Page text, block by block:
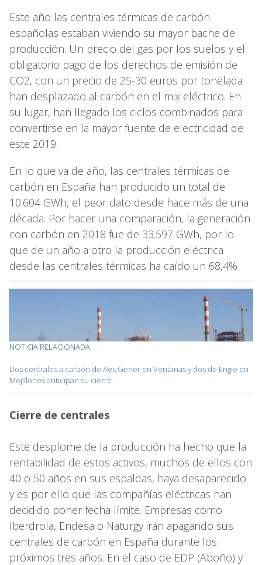
Este año las centrales térmicas de carbón
españolas estaban viviendo su mayor bache de
producción. Un precio del gas por los suelos y el
obligatorio pago de los derechos de emisión de
CO2, con un precio de 25-30 euros por tonelada
han desplazado al carbón en el mix eléctrico. En
su lugar, han llegado los ciclos combinados para
convertirse en la mayor fuente de electricidad de
este 2019.
En lo que va de año, las centrales térmicas de
carbón en España han producido un total de
10.604 GWh, el peor dato desde hace más de una
década. Por hacer una comparación, la generación
con carbón en 2018 fue de 33.597 GWh, por lo
que de un año a otro la producción eléctrica
desde las centrales térmicas ha caído un 68,4%
NOTICIA RELACIONADA:
Dos centrales a carbón de Aes Gener en Ventanas y dos de Engie en
Mejillones anticipan su cierre
Cierre de centrales
Este desplome de la producción ha hecho que la
rentabilidad de estos activos, muchos de ellos con
40 o 50 años en sus espaldas, haya desaparecido
y es por ello que las compañías eléctricas han
decidido poner fecha límite. Empresas como
Iberdrola, Endesa o Naturgy irán apagando sus
centrales de carbón en España durante los
próximos tres años. En el caso de EDP (Aboño) y